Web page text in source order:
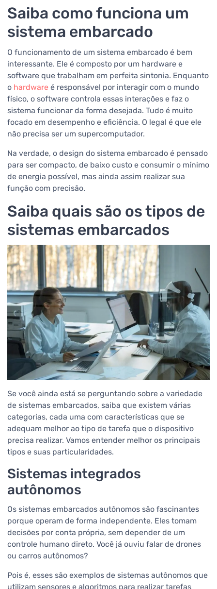
Saiba como funciona um
sistema embarcado
O funcionamento de um sistema embarcado é bem
interessante. Ele é composto por um hardware e
software que trabalham em perfeita sintonia. Enquanto
o hardware é responsável por interagir com o mundo
físico, o software controla essas interações e faz o
sistema funcionar da forma desejada. Tudo é muito
focado em desempenho e eficiência. O legal é que ele
não precisa ser um supercomputador.
Na verdade, o design do sistema embarcado é pensado
para ser compacto, de baixo custo e consumir o mínimo
de energia possível, mas ainda assim realizar sua
função com precisão.
Saiba quais são os tipos de
sistemas embarcados
Se você ainda está se perguntando sobre a variedade
de sistemas embarcados, saiba que existem várias
categorias, cada uma com características que se
adequam melhor ao tipo de tarefa que o dispositivo
precisa realizar. Vamos entender melhor os principais
tipos e suas particularidades.
Sistemas integrados
autônomos
Os sistemas embarcados autônomos são fascinantes
porque operam de forma independente. Eles tomam
decisões por conta própria, sem depender de um
controle humano direto. Você já ouviu falar de drones
ou carros autônomos?
Pois é, esses são exemplos de sistemas autônomos que
utilizam sensores e algoritmos para realizar tarefas